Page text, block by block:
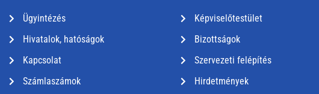
Ügyintézés
Hivatalok, hatóságok
Kapcsolat
Számlaszámok
Képviselőtestület
Bizottságok
Szervezeti felépítés
Hirdetmények